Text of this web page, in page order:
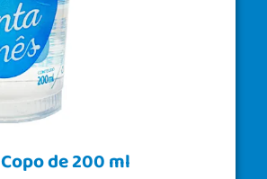
Copo de 200 ml